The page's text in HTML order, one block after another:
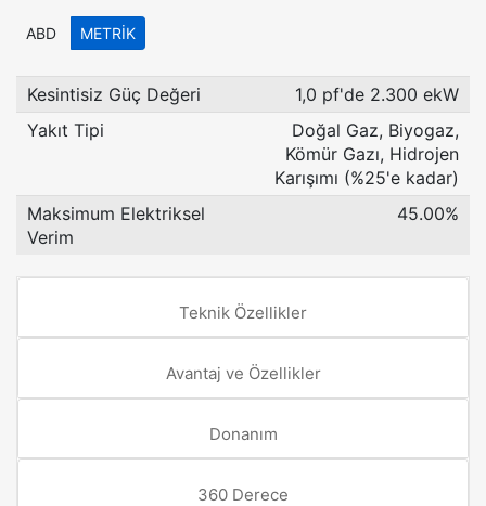
ABD METRIK
Kesintisiz Güç Değeri
1,0 pf'de 2.300 ekW
Yakıt Tipi
Doğal Gaz, Biyogaz,
Kömür Gazı, Hidrojen
Karışımı (%25'e kadar)
Maksimum Elektriksel
Verim
45.00%
Teknik Özellikler
Avantaj ve Özellikler
Donanım
360 Derece